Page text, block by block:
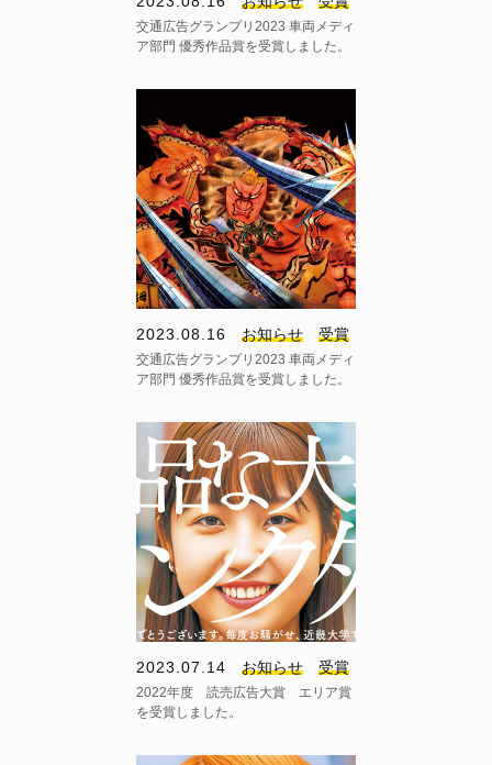
交通広告グランプリ2023 車両メディ
ア部門 優秀作品賞を受賞しました。
2023.08.16 お知らせ 受賞
交通広告グランプリ2023 車両メディ
ア部門 優秀作品賞を受賞しました。
2023.07.14 お知らせ 受賞
2022年度 読売広告大賞 エリア賞
を受賞しました。